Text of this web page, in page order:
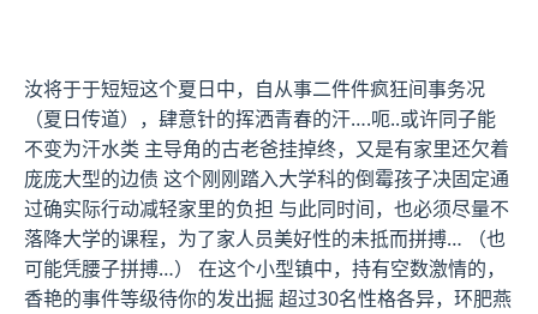
汝将于于短短这个夏日中，自从事二件件疯狂间事务况
（夏日传道），肆意针的挥洒青春的汗….呃..或许同子能
不变为汗水类 主导角的古老爸挂掉终，又是有家里还欠着
庞庞大型的边债 这个刚刚踏入大学科的倒霉孩子决固定通
过确实际行动减轻家里的负担 与此同时间，也必须尽量不
落降大学的课程，为了家人员美好性的未抵而拼搏… （也
可能凭腰子拼搏…） 在这个小型镇中，持有空数激情的，
香艳的事件等级待你的发出掘 超过30名性格各异，环肥燕